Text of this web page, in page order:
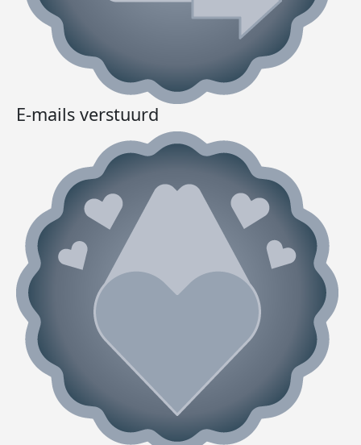
E-mails verstuurd